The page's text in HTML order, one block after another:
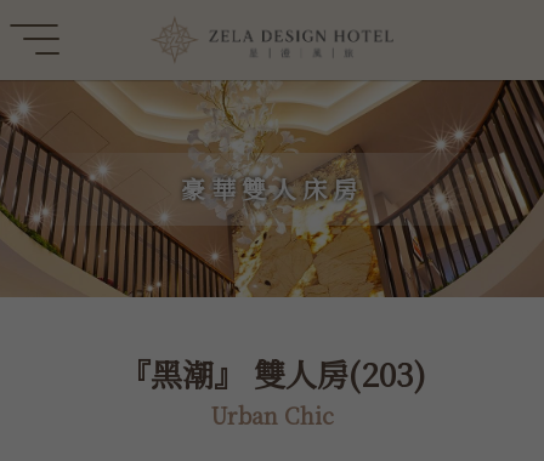
豪華雙人床房
『黑潮』 雙人房(203)
Urban Chic